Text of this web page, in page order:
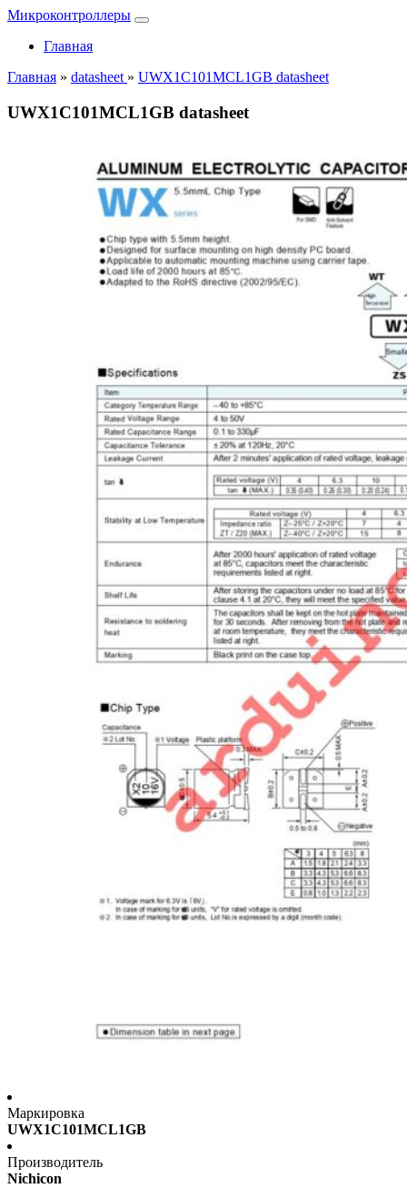
Микроконтроллеры
Главная
Главная » datasheet » UWX1C101MCL1GB datasheet
UWX1C101MCL1GB datasheet
Маркировка
UWX1C101MCL1GB
Производитель
Nichicon